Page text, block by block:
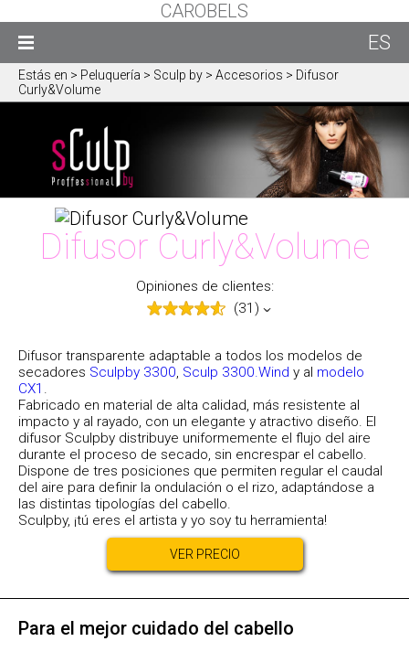
CAROBELS
ES
Estás en > Peluquería > Sculp by > Accesorios > Difusor
Curly&Volume
Difusor Curly&Volume
Opiniones de clientes:
(31)
Difusor transparente adaptable a todos los modelos de
secadores Sculpby 3300, Sculp 3300.Wind y al modelo
CX1 .
Fabricado en material de alta calidad, más resistente al
impacto y al rayado, con un elegante y atractivo diseño. El
difusor Sculpby distribuye uniformemente el flujo del aire
durante el proceso de secado, sin encrespar el cabello.
Dispone de tres posiciones que permiten regular el caudal
del aire para definir la ondulación o el rizo, adaptándose a
las distintas tipologías del cabello.
Sculpby, ¡tú eres el artista y yo soy tu herramienta!
VER PRECIO
Para el mejor cuidado del cabello